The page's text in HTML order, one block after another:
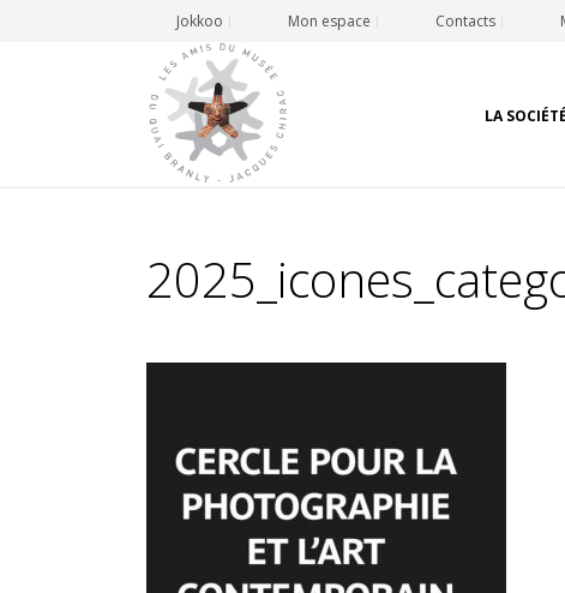
Jokkoo Mon espace Contacts
LA